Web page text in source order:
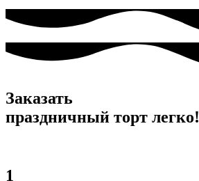
Заказать
праздничный торт легко!
1